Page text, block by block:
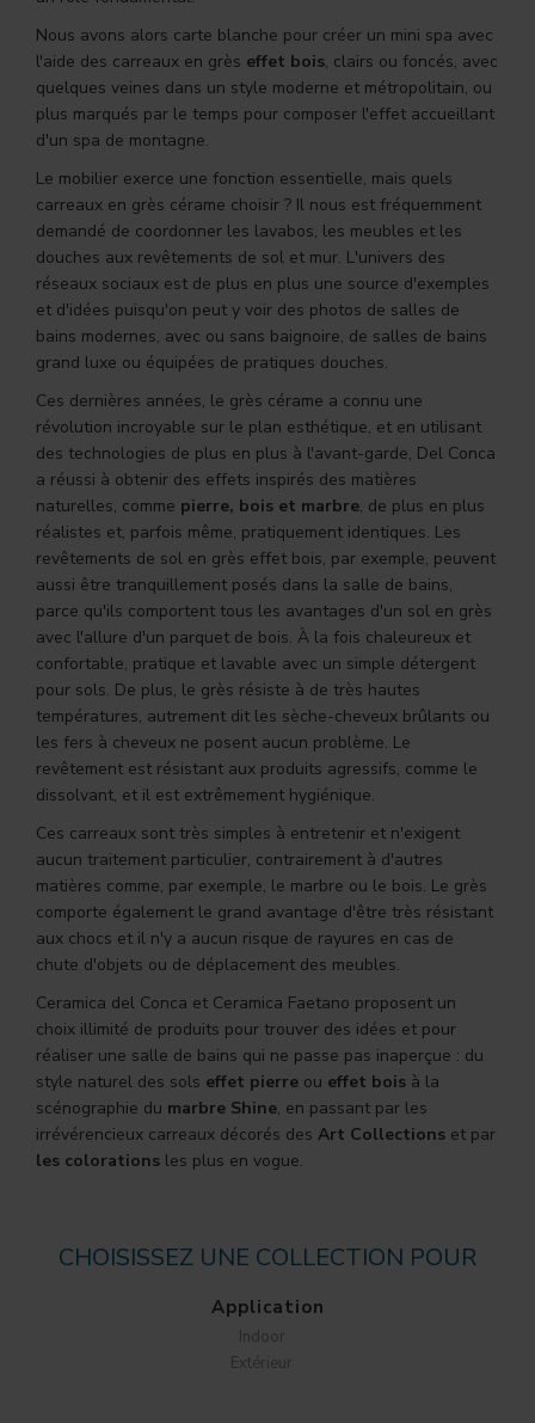
Nous avons alors carte blanche pour créer un mini spa avec
l'aide des carreaux en grès effet bois, clairs ou foncés, avec
quelques veines dans un style moderne et métropolitain, ou
plus marqués par le temps pour composer l'effet accueillant
d'un spa de montagne.
Le mobilier exerce une fonction essentielle, mais quels
carreaux en grès cérame choisir ? Il nous est fréquemment
demandé de coordonner les lavabos, les meubles et les
douches aux revêtements de sol et mur. L'univers des
réseaux sociaux est de plus en plus une source d'exemples
et d'idées puisqu'on peut y voir des photos de salles de
bains modernes, avec ou sans baignoire, de salles de bains
grand luxe ou équipées de pratiques douches.
Ces dernières années, le grès cérame a connu une
révolution incroyable sur le plan esthétique, et en utilisant
des technologies de plus en plus à l'avant-garde, Del Conca
a réussi à obtenir des effets inspirés des matières
naturelles, comme pierre, bois et marbre, de plus en plus
réalistes et, parfois même, pratiquement identiques. Les
revêtements de sol en grès effet bois, par exemple, peuvent
aussi être tranquillement posés dans la salle de bains,
parce qu'ils comportent tous les avantages d'un sol en grès
avec l'allure d'un parquet de bois. À la fois chaleureux et
confortable, pratique et lavable avec un simple détergent
pour sols. De plus, le grès résiste à de très hautes
températures, autrement dit les sèche-cheveux brûlants ou
les fers à cheveux ne posent aucun problème. Le
revêtement est résistant aux produits agressifs, comme le
dissolvant, et il est extrêmement hygiénique.
Ces carreaux sont très simples à entretenir et n'exigent
aucun traitement particulier, contrairement à d'autres
matières comme, par exemple, le marbre ou le bois. Le grès
comporte également le grand avantage d'être très résistant
aux chocs et il n'y a aucun risque de rayures en cas de
chute d'objets ou de déplacement des meubles.
Ceramica del Conca et Ceramica Faetano proposent un
choix illimité de produits pour trouver des idées et pour
réaliser une salle de bains qui ne passe pas inaperçue : du
style naturel des sols effet pierre ou effet bois à la
scénographie du marbre Shine, en passant par les
irrévérencieux carreaux décorés des Art Collections et par
les colorations les plus en vogue.
CHOISISSEZ UNE COLLECTION POUR
Application
Indoor
Extérieur